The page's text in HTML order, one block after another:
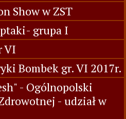
Show w ZST
grupa I
VI
Bombek gr. VI 2017r.
- Ogólnopolski
- udział w